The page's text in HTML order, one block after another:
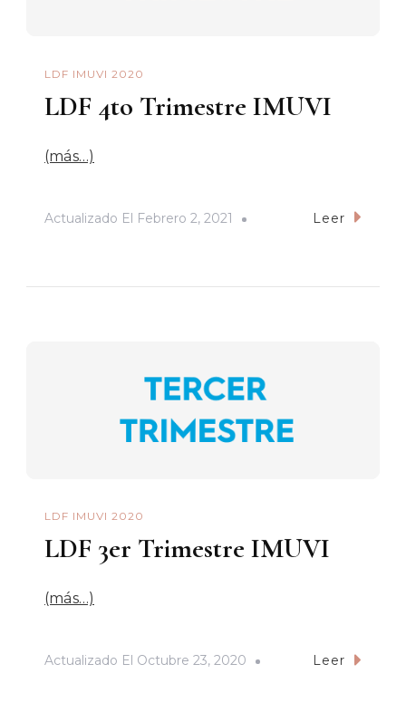
LDF IMUVI 2020
LDF 4to Trimestre IMUVI
(más…)
Actualizado El Febrero 2, 2021 Leer
LDF IMUVI 2020
LDF 3er Trimestre IMUVI
(más…)
Actualizado El Octubre 23, 2020 Leer